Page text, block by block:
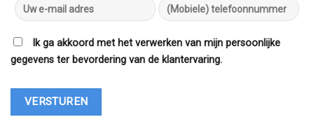
Ik ga akkoord met het verwerken van mijn persoonlijke
gegevens ter bevordering van de klantervaring.